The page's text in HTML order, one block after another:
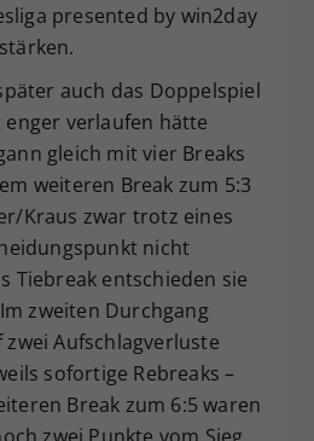
presented by win2day
auch das Doppelspiel
verlaufen hätte
gleich mit vier Breaks
weiteren Break zum 5:3
Kraus zwar trotz eines
nicht
Tiebreak entschieden sie
zweiten Durchgang
Aufschlagverluste
sofortige Rebreaks –
Break zum 6:5 waren